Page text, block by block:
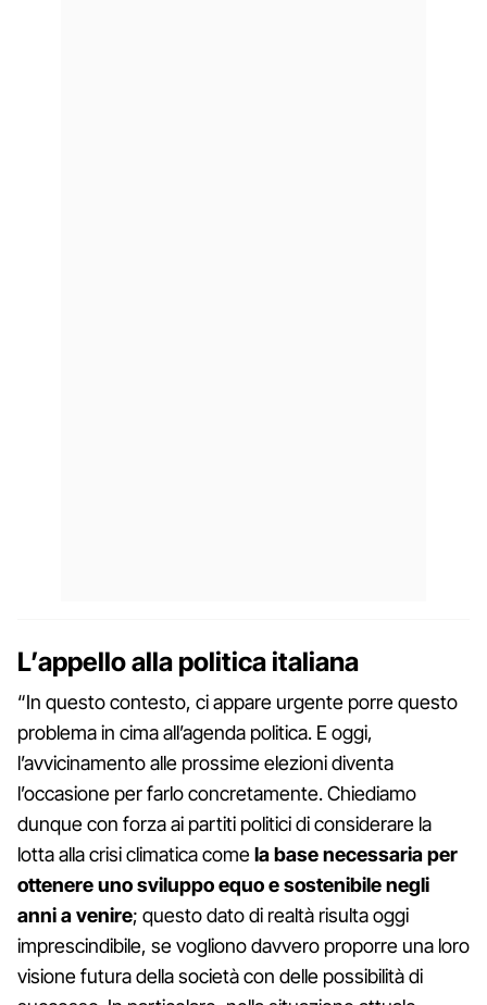
L’appello alla politica italiana
“In questo contesto, ci appare urgente porre questo
problema in cima all’agenda politica. E oggi,
l’avvicinamento alle prossime elezioni diventa
l’occasione per farlo concretamente. Chiediamo
dunque con forza ai partiti politici di considerare la
lotta alla crisi climatica comela base necessaria per
ottenere uno sviluppo equo e sostenibile negli
anni a venire; questo dato di realtà risulta oggi
imprescindibile, se vogliono davvero proporre una loro
visione futura della società con delle possibilità di